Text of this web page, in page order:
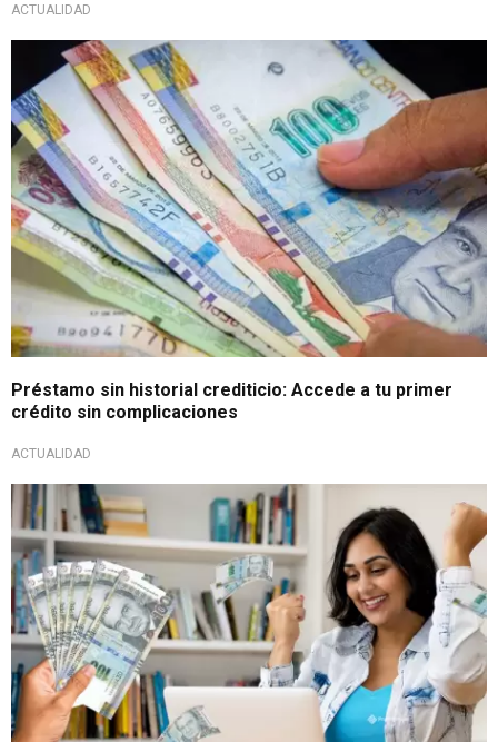
ACTUALIDAD
¡Gran oportunidad!
Préstamo sin historial crediticio: Accede a tu primer
crédito sin complicaciones
ACTUALIDAD
¡Oportunidad financiera!